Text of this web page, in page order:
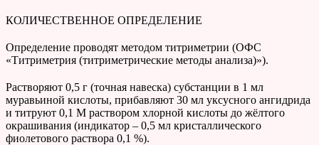
КОЛИЧЕСТВЕННОЕ ОПРЕДЕЛЕНИЕ
Определение проводят методом титриметрии (ОФС
«Титриметрия (титриметрические методы анализа)»).
Растворяют 0,5 г (точная навеска) субстанции в 1 мл
муравьиной кислоты, прибавляют 30 мл уксусного ангидрида
и титруют 0,1 М раствором хлорной кислоты до жёлтого
окрашивания (индикатор – 0,5 мл кристаллического
фиолетового раствора 0,1 %).